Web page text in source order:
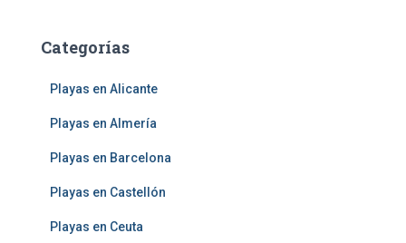
Categorías
Playas en Alicante
Playas en Almería
Playas en Barcelona
Playas en Castellón
Playas en Ceuta